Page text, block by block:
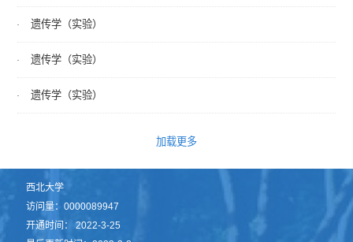
遗传学（实验）
遗传学（实验）
遗传学（实验）
加载更多
西北大学
访问量：0000089947
开通时间：2022-3-25